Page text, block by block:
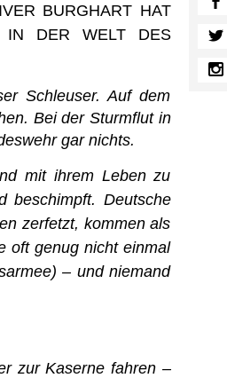
BURGHART HAT
IN DER WELT DES
Schleuser. Auf dem
Bei der Sturmflut in
gar nichts.
mit ihrem Leben zu
beschimpft. Deutsche
zerfetzt, kommen als
oft genug nicht einmal
– und niemand
zur Kaserne fahren –